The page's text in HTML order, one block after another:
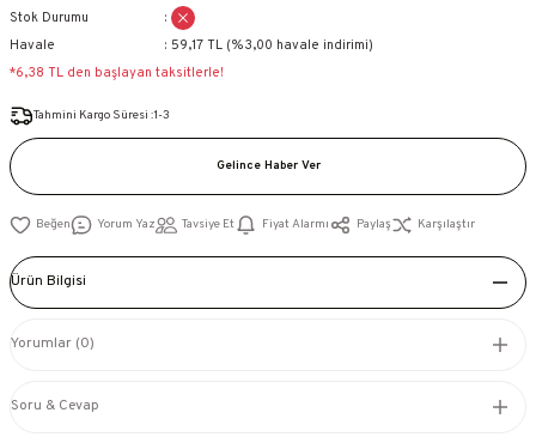
Stok Durumu
Havale
59,17 TL (%3,00 havale indirimi)
*6,38 TL den başlayan taksitlerle!
Tahmini Kargo Süresi :1-3
Gelince Haber Ver
Yorum Yaz Tavsiye Et Fiyat Alarmı Paylaş Karşılaştır
Ürün Bilgisi
Yorumlar (0)
Soru & Cevap